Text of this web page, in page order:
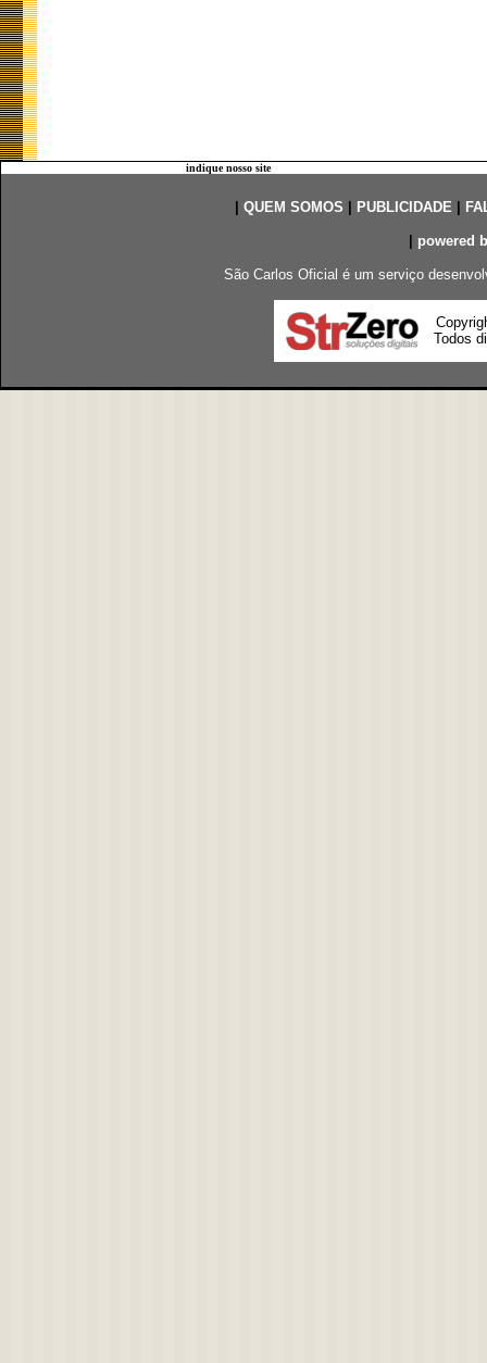
indique nosso site
QUEM SOMOS PUBLICIDADE|
powered
São Carlos Oficial é um serviço
Todos